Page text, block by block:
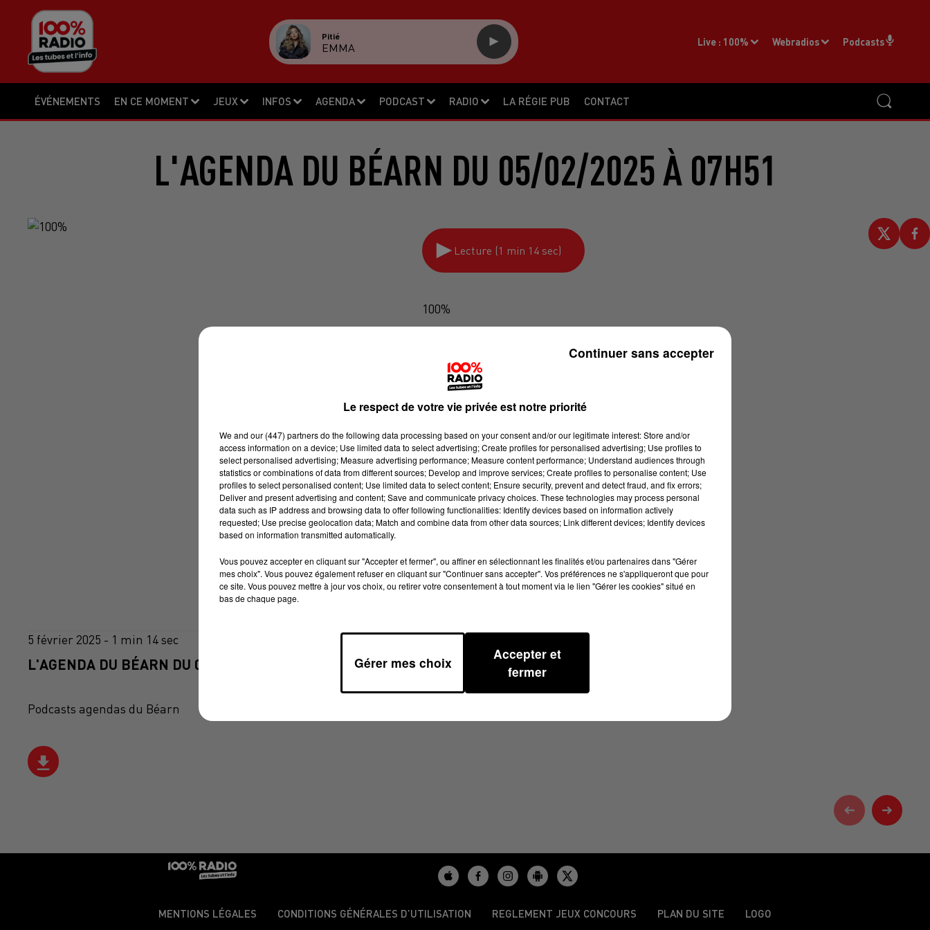
ÉVÉNEMENTS EN CE MOMENT JEUX INFOS AGENDA PODCAST RADIO LA RÉGIE PUB CONTACT
Live : 100% Webradios Podcasts
Pitié
EMMA
L'AGENDA DU BÉARN DU 05/02/2025 À 07H51
Lecture (1 min 14 sec)
100%
5 février 2025 - 1 min 14 sec
L'AGENDA DU BÉARN DU 05/02/2025 À 07H51
Podcasts agendas du Béarn
MENTIONS LÉGALES CONDITIONS GÉNÉRALES D’UTILISATION REGLEMENT JEUX CONCOURS PLAN DU SITE LOGO
Le respect de votre vie privée est notre priorité
We and our (447) partnersdo the following data processing based on your consent and/or our legitimate interest: Store and/or
access information on a device; Use limited data to select advertising; Create profiles for personalised advertising; Use profiles to
select personalised advertising; Measure advertising performance; Measure content performance; Understand audiences through
statistics or combinations of data from different sources; Develop and improve services; Create profiles to personalise content; Use
profiles to select personalised content; Use limited data to select content; Ensure security, prevent and detect fraud, and fix errors;
Deliver and present advertising and content; Save and communicate privacy choices. These technologies may process personal
data such as IP address and browsing data to offer following functionalities: Identify devices based on information actively
requested; Use precise geolocation data; Match and combine data from other data sources; Link different devices; Identify devices
based on information transmitted automatically.
Vous pouvez accepter en cliquant sur "Accepter et fermer", ou affiner en sélectionnant les finalités et/ou partenaires dans "Gérer
mes choix". Vous pouvez également refuser en cliquant sur "Continuer sans accepter". Vos préférences ne s'appliqueront que pour
ce site. Vous pouvez mettre à jour vos choix, ou retirer votre consentement à tout moment via le lien "Gérer les cookies" situé en
bas de chaque page.
Gérer mes choix
Accepter et
fermer
Continuer sans accepter